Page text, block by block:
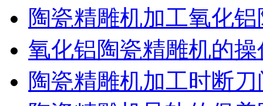
陶瓷精雕机加工氧化
氧化铝陶瓷精雕机的
陶瓷精雕机加工时断